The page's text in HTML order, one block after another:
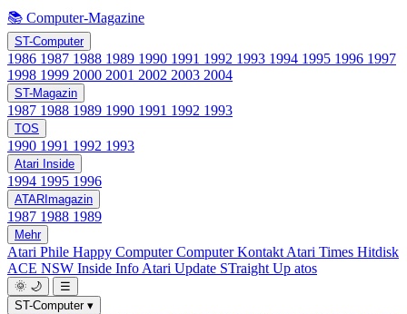
📚 Computer-Magazine
ST-Computer
1986 1987 1988 1989 1990 1991 1992 1993 1994 1995 1996 1997
1998 1999 2000 2001 2002 2003 2004
ST-Magazin
1987 1988 1989 1990 1991 1992 1993
TOS
1990 1991 1992 1993
Atari Inside
1994 1995 1996
ATARImagazin
1987 1988 1989
Mehr
Atari Phile Happy ComputerComputer Kontakt Atari Times Hitdisk
ACE NSW Inside Info Atari Update STraight Up atos
🌞 🌙
☰
ST-Computer ▾